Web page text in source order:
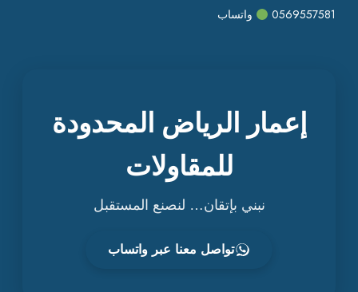
0569557581
واتساب
إعمار الرياض المحدودة
للمقاولات
نبني بإتقان… لنصنع المستقبل
تواصل معنا عبر واتساب